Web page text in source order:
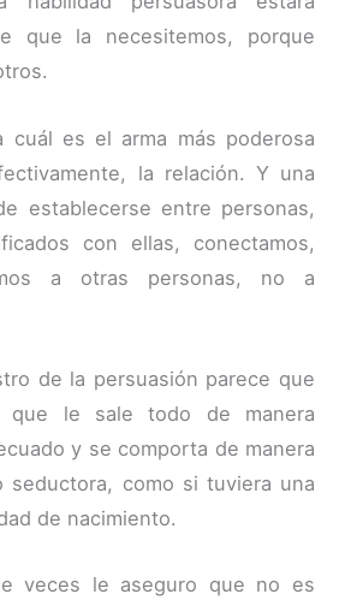
que la necesitemos, porque
cuál es el arma más poderosa
la relación. Y una
establecerse entre personas,
con ellas, conectamos,
a otras personas, no a
de la persuasión parece que
que le sale todo de manera
y se comporta de manera
seductora, como si tuviera una
de nacimiento.
veces le aseguro que no es